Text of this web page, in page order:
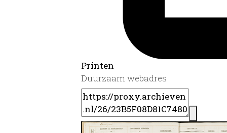
Printen
Duurzaam webadres